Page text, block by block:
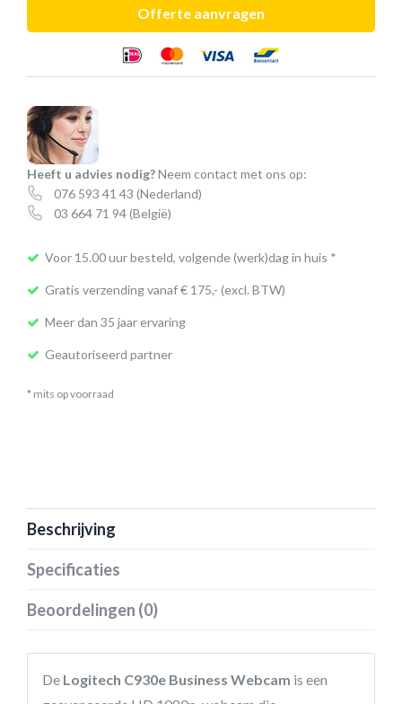
webcam
Offerte aanvragen
Heeft u advies nodig?Neem contact met ons op:
076 593 41 43 (Nederland)
03 664 71 94(België)
Voor 15.00 uur besteld, volgende (werk)dag in huis *
Gratis verzending vanaf € 175,- (excl. BTW)
Meer dan 35 jaar ervaring
Geautoriseerd partner
* mits op voorraad
Beschrijving
Specificaties
Beoordelingen (0)
De Logitech C930e Business Webcam is een